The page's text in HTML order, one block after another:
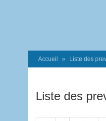
Accueil Liste des
Liste des